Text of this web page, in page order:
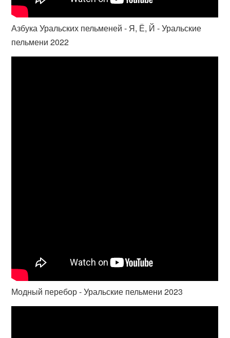
Азбука Уральских пельменей - Я, Ё, Й - Уральские
пельмени 2022
Модный перебор - Уральские пельмени 2023